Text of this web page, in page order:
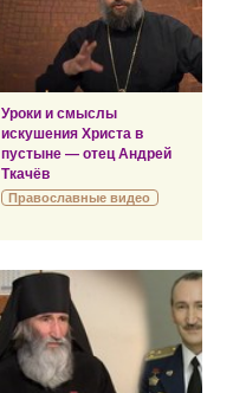
Уроки и смыслы
искушения Христа в
пустыне — отец Андрей
Ткачёв
Православные видео